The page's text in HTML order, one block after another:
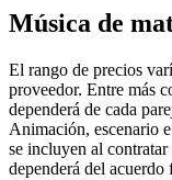
Música de
El rango de precios
proveedor. Entre más
dependerá de cada
Animación, escenario
se incluyen al
dependerá del